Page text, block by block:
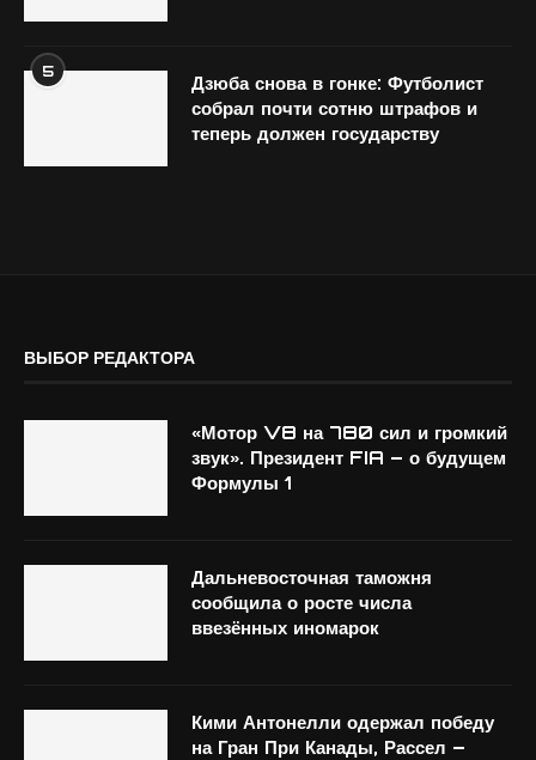
5
Дзюба снова в гонке: Футболист
собрал почти сотню штрафов и
теперь должен государству
ВЫБОР РЕДАКТОРА
«Мотор V8 на 780 сил и громкий
звук». Президент FIA – о будущем
Формулы 1
Дальневосточная таможня
сообщила о росте числа
ввезённых иномарок
Кими Антонелли одержал победу
на Гран При Канады, Рассел –